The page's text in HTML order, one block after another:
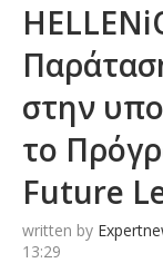
στην
το
Future
written by
13:29